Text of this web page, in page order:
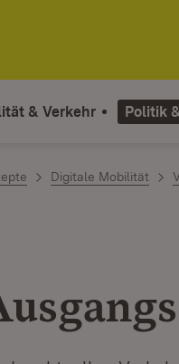
& Verkehr Politik
Digitale Mobilität